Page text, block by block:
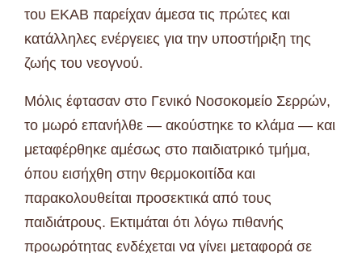
του ΕΚΑΒ παρείχαν άμεσα τις πρώτες και
κατάλληλες ενέργειες για την υποστήριξη της
ζωής του νεογνού.
Μόλις έφτασαν στο Γενικό Νοσοκομείο Σερρών,
το μωρό επανήλθε — ακούστηκε το κλάμα — και
μεταφέρθηκε αμέσως στο παιδιατρικό τμήμα,
όπου εισήχθη στην θερμοκοιτίδα και
παρακολουθείται προσεκτικά από τους
παιδιάτρους. Εκτιμάται ότι λόγω πιθανής
προωρότητας ενδέχεται να γίνει μεταφορά σε